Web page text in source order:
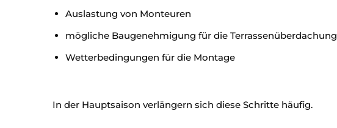
Auslastung von Monteuren
mögliche Baugenehmigung für die Terrassenüberdachung
Wetterbedingungen für die Montage
In der Hauptsaison verlängern sich diese Schritte häufig.